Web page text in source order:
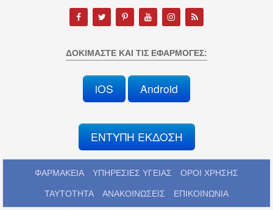
ΔΟΚΙΜΆΣΤΕ ΚΑΙ ΤΙΣ ΕΦΑΡΜΟΓΈΣ:
iOS Android
ΕΝΤΥΠΗ ΕΚΔΟΣΗ
ΦΑΡΜΑΚΕΙΑ ΥΠΗΡΕΣΙΕΣ ΥΓΕΙΑΣ ΟΡΟΙ ΧΡΗΣΗΣ
ΤΑΥΤΟΤΗΤΑ ΑΝΑΚΟΙΝΩΣΕΙΣ ΕΠΙΚΟΙΝΩΝΙΑ